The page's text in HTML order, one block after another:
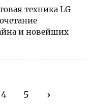
техника LG
и новейших
4 5 ›